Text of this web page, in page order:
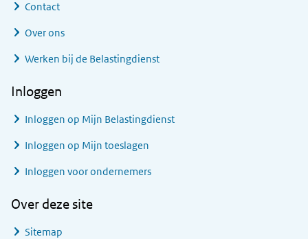
Contact
Over ons
Werken bij de Belastingdienst
Inloggen
Inloggen op Mijn Belastingdienst
Inloggen op Mijn toeslagen
Inloggen voor ondernemers
Over deze site
Sitemap